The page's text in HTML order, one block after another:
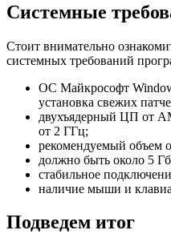
Системные
Стоит внимательно
системных требований
ОС Майкрософт
установка свежих
двухъядерный ЦП от
от 2 ГГц;
рекомендуемый объем
должно быть около 5
стабильное
наличие мыши и
Подведем итог